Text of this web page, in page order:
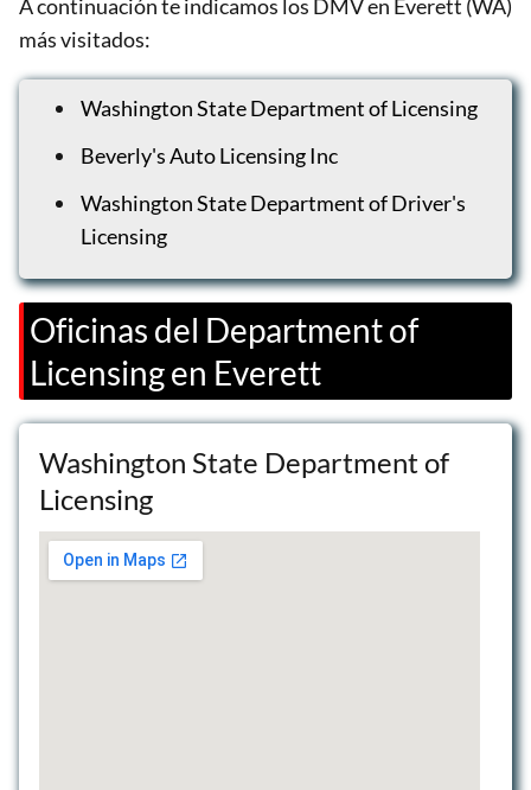
A continuación te indicamos los DMV en Everett (WA)
más visitados:
Washington State Department of Licensing
Beverly's Auto Licensing Inc
Washington State Department of Driver's
Licensing
Oficinas del Department of
Licensing en Everett
Washington State Department of
Licensing